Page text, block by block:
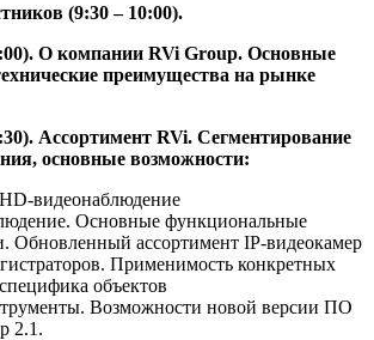
(9:30 – 10:00).
О компании RVi Group. Основные
преимущества на рынке
Ассортимент RVi. Сегментирование
основные возможности:
видеонаблюдение
Основные функциональные
Обновленный ассортимент IP-видеокамер
Применимость конкретных
объектов
Возможности новой версии ПО
2.1.